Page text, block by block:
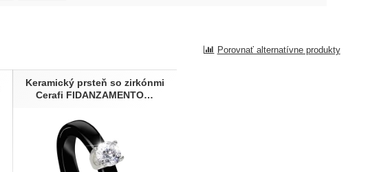
Porovnať alternatívne produkty
Keramický prsteň so zirkónmi
Cerafi FIDANZAMENTO…